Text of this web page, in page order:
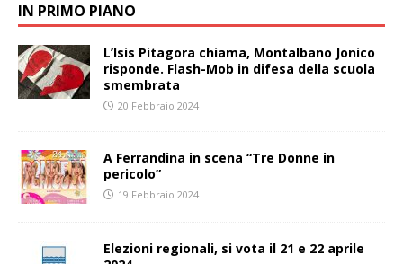
IN PRIMO PIANO
L’Isis Pitagora chiama, Montalbano Jonico
risponde. Flash-Mob in difesa della scuola
smembrata
20 Febbraio 2024
A Ferrandina in scena “Tre Donne in
pericolo”
19 Febbraio 2024
Elezioni regionali, si vota il 21 e 22 aprile